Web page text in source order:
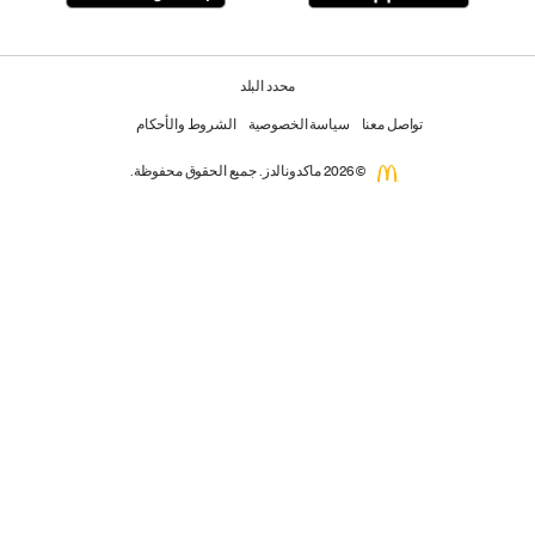
محدد البلد
تواصل معنا سياسة الخصوصية الشروط والأحكام
© 2026 ماكدونالدز. جميع الحقوق محفوظة.